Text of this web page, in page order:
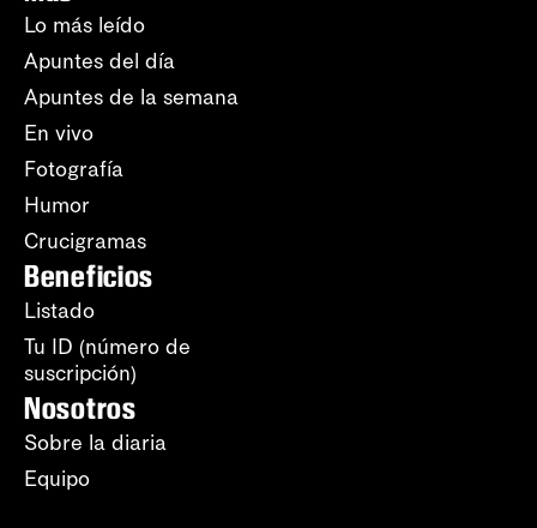
Lo más leído
Apuntes del día
Apuntes de la semana
En vivo
Fotografía
Humor
Crucigramas
Beneficios
Listado
Tu ID (número de
suscripción)
Nosotros
Sobre la diaria
Equipo